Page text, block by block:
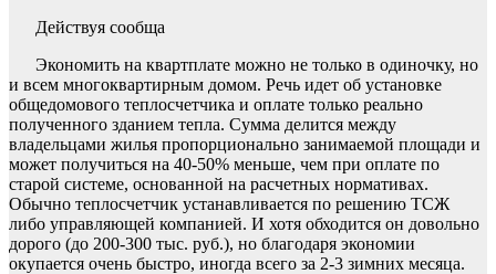
Действуя сообща
Экономить на квартплате можно не только в одиночку, но
и всем многоквартирным домом. Речь идет об установке
общедомового теплосчетчика и оплате только реально
полученного зданием тепла. Сумма делится между
владельцами жилья пропорционально занимаемой площади и
может получиться на 40-50% меньше, чем при оплате по
старой системе, основанной на расчетных нормативах.
Обычно теплосчетчик устанавливается по решению ТСЖ
либо управляющей компанией. И хотя обходится он довольно
дорого (до 200-300 тыс. руб.), но благодаря экономии
окупается очень быстро, иногда всего за 2-3 зимних месяца.